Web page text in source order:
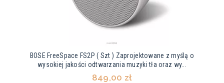
BOSE FreeSpace FS2P ( Szt ) Zaprojektowane z myślą o
wysokiej jakości odtwarzania muzyki tła oraz wy...
849,00 zł